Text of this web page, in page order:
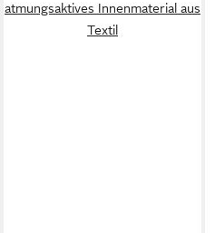
atmungsaktives Innenmaterial aus
Textil